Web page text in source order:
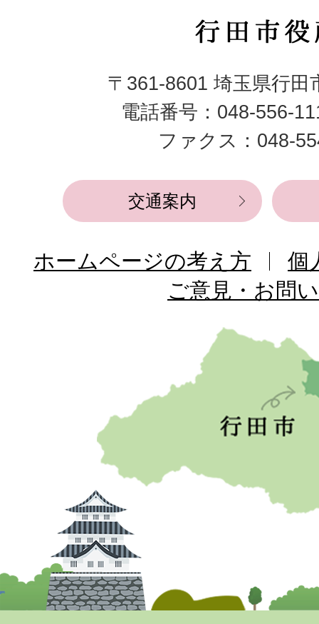
行
市
役
所
〒361-8601 埼玉県行田
電話番号：048-556-
ファクス：048-
交通案内
ホームページの考え方
個
ご意見・お問